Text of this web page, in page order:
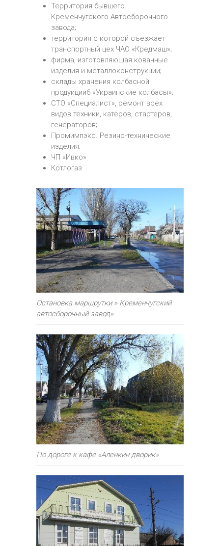
Территория бывшего
Кременчугского Автосборочного
завода;
территория с которой съезжает
транспортный цех ЧАО «Кредмаш»;
фирма, изготовляющая кованные
изделия и металлоконструкции;
склады хранения колбасной
продукции6 «Украинские колбасы»;
СТО «Специалист», ремонт всех
видов техники, катеров, стартеров,
генераторов;
Промимпэкс. Резино-технические
изделия;
ЧП «Ивко»
Котлогаз
Остановка маршрутки » Кременчугский
автосборочный завод»
По дороге к кафе «Аленкин дворик»